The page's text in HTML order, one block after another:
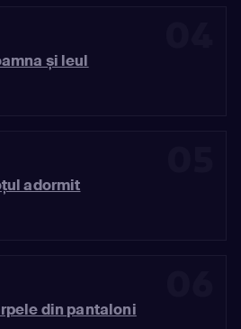
și leul
adormit
din pantaloni